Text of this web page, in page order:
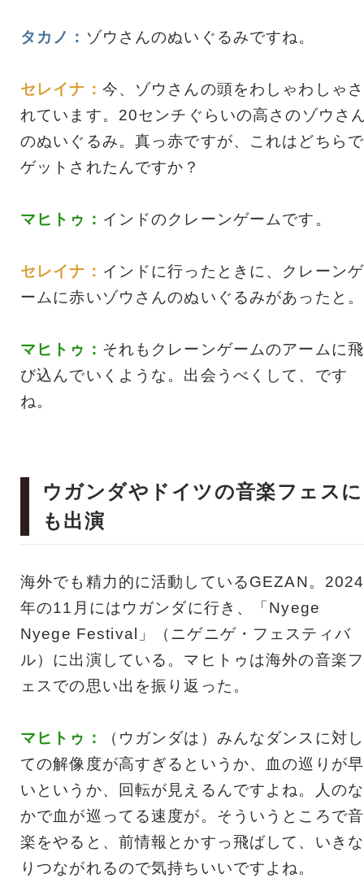
タカノ： ゾウさんのぬいぐるみですね。
セレイナ： 今、ゾウさんの頭をわしゃわしゃさ
れています。20センチぐらいの高さのゾウさ
のぬいぐるみ。真っ赤ですが、これはどちらで
ゲットされたんですか？
マヒトゥ： インドのクレーンゲームです。
セレイナ： インドに行ったときに、クレーンゲ
ームに赤いゾウさんのぬいぐるみがあったと。
マヒトゥ： それもクレーンゲームのアームに飛
び込んでいくような。出会うべくして、です
ね。
ウガンダやドイツの音楽フェスに
も出演
海外でも精力的に活動しているGEZAN。2024
年の11月にはウガンダに行き、「Nyege
Nyege Festival」（ニゲニゲ・フェスティバ
ル）に出演している。マヒトゥは海外の音楽フ
ェスでの思い出を振り返った。
マヒトゥ：
（ウガンダは）みんなダンスに対し
ての解像度が高すぎるというか、血の巡りが早
いというか、回転が見えるんですよね。人のな
かで血が巡ってる速度が。そういうところで音
楽をやると、前情報とかすっ飛ばして、いきな
りつながれるので気持ちいいですよね。